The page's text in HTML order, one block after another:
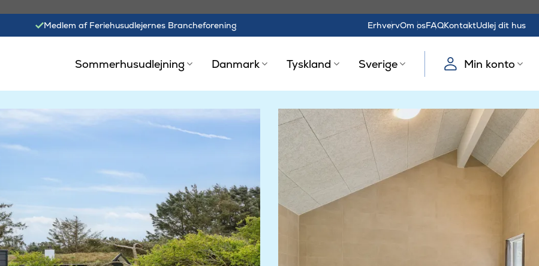
Medlem af Feriehusudlejernes Brancheforening ErhvervOm osFAQKontaktUdlej dit hus
Sommerhusudlejning Danmark Tyskland Sverige Min konto